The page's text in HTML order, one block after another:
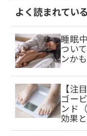
よく読まれてい
睡眠
つい
ンか
【注
ゴー
ンド
効果